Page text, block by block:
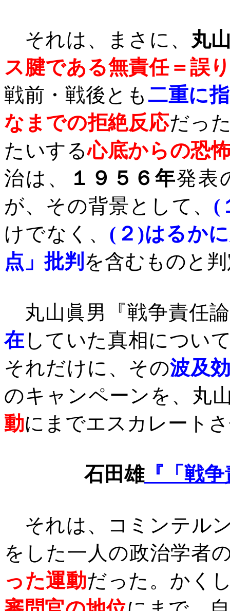
それは、まさに、 丸
ス腱である無責任＝誤
戦前・戦後とも二重に
なまでの拒絶反応だっ
たいする心底からの恐
治は、
１９５６年発表
が、その背景として、 (
けでなく、 ( ２ )はるか
点」批判 を含むものと
丸山眞男『戦争責任
在していた真相につい
それだけに、その波及
のキャンペーンを、丸
動にまでエスカレート
石田雄『「戦争
それは、コミンテル
をした一人の政治学者
った運動だった。かく